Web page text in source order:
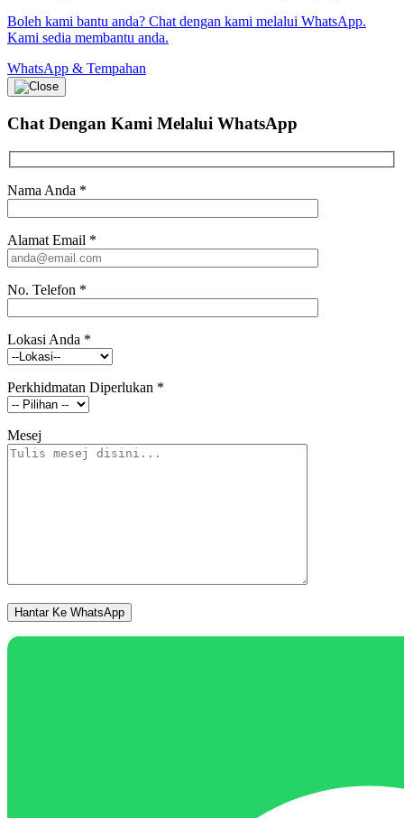
Boleh kami bantu anda? Chat dengan kami melalui WhatsApp.
Kami sedia membantu anda.
WhatsApp & Tempahan
Chat Dengan Kami Melalui WhatsApp
Nama Anda *
Alamat Email *
No. Telefon *
Lokasi Anda *
Perkhidmatan Diperlukan *
Mesej